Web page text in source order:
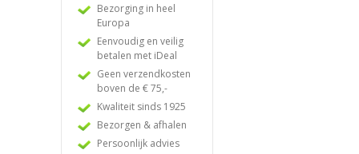
Bezorging in heel
Europa
Eenvoudig en veilig
betalen met iDeal
Geen verzendkosten
boven de € 75,-
Kwaliteit sinds 1925
Bezorgen & afhalen
Persoonlijk advies